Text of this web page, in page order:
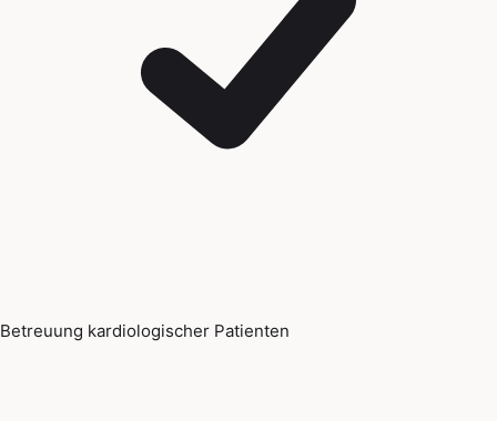
Betreuung kardiologischer Patienten